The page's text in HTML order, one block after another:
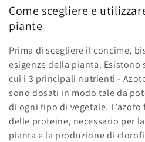
Come scegliere e
piante
Prima di scegliere il concime,
esigenze della pianta.
cui i 3 principali nutrienti -
sono dosati in modo tale da
di ogni tipo di vegetale.
delle proteine, necessario per
pianta e la produzione di